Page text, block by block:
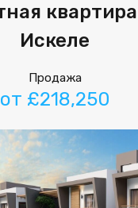
квартира
Искеле
Продажа
от £218,250